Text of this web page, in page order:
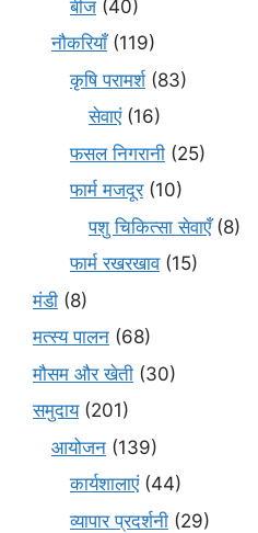
बीज (40)
नौकरियाँ(119)
कृषि परामर्श(83)
सेवाएं(16)
फसल निगरानी (25)
फार्म मजदूर(10)
पशु चिकित्सा सेवाएँ(8)
फार्म रखरखाव(15)
मंडी (8)
मत्स्य पालन (68)
मौसम और खेती (30)
समुदाय(201)
आयोजन (139)
कार्यशालाएं(44)
व्यापार प्रदर्शनी (29)